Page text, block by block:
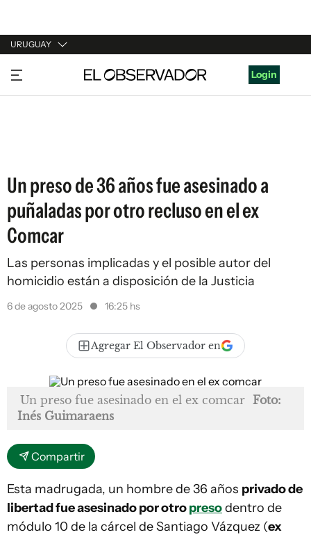
URUGUAY
URUGUAY
ARGENTINA
Login
Un preso de 36 años fue asesinado a
puñaladas por otro recluso en el ex
Comcar
Las personas implicadas y el posible autor del
homicidio están a disposición de la Justicia
6 de agosto 2025 16:25 hs
Agregar El Observador en
Un preso fue asesinado en el ex comcar Foto:
Inés Guimaraens
Compartir
Esta madrugada, un hombre de 36 años privado de
libertad fue asesinado por otropresodentro de
módulo 10 de la cárcel de Santiago Vázquez (ex